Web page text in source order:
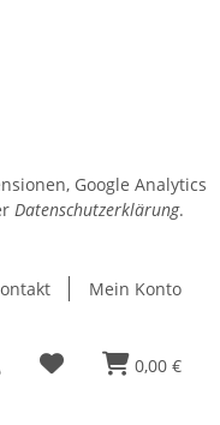
Google Analytics
Datenschutzerklärung.
Mein Konto
0,00 €